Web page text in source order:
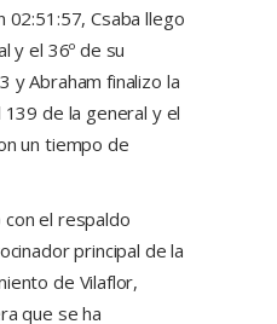
02:51:57, Csaba llego
y el 36º de su
y Abraham finalizo la
de la general y el
un tiempo de
el respaldo
principal de la
de Vilaflor,
que se ha